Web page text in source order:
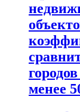
менее